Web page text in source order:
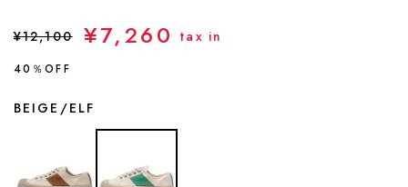
¥12,100 ¥7,260 tax in
40％OFF
BEIGE/ELF